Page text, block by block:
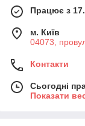
Працює з
м. Київ
04073,
Контакти
Сьогодні
Показати